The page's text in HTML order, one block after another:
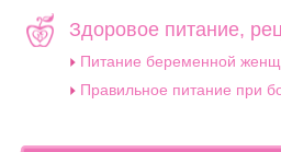
Здоровое питание,
Питание беременной
Правильное питание при